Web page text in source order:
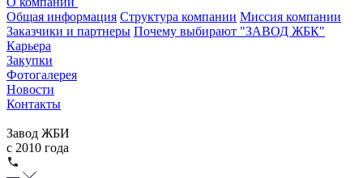
Общая информация Структура компании Миссия компании
Заказчики и партнеры Почему выбирают "ЗАВОД ЖБК"
Карьера
Закупки
Фотогалерея
Новости
Контакты
Завод ЖБИ
с 2010 года